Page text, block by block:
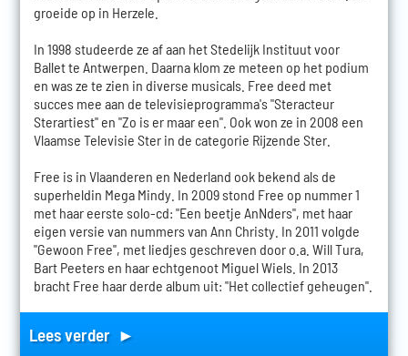
groeide op in Herzele.
In 1998 studeerde ze af aan het Stedelijk Instituut voor
Ballet te Antwerpen. Daarna klom ze meteen op het podium
en was ze te zien in diverse musicals. Free deed met
succes mee aan de televisieprogramma's "Steracteur
Sterartiest" en "Zo is er maar een". Ook won ze in 2008 een
Vlaamse Televisie Ster in de categorie Rijzende Ster.
Free is in Vlaanderen en Nederland ook bekend als de
superheldin Mega Mindy. In 2009 stond Free op nummer 1
met haar eerste solo-cd: "Een beetje AnNders", met haar
eigen versie van nummers van Ann Christy. In 2011 volgde
"Gewoon Free", met liedjes geschreven door o.a. Will Tura,
Bart Peeters en haar echtgenoot Miguel Wiels. In 2013
bracht Free haar derde album uit: "Het collectief geheugen".
Lees verder ►